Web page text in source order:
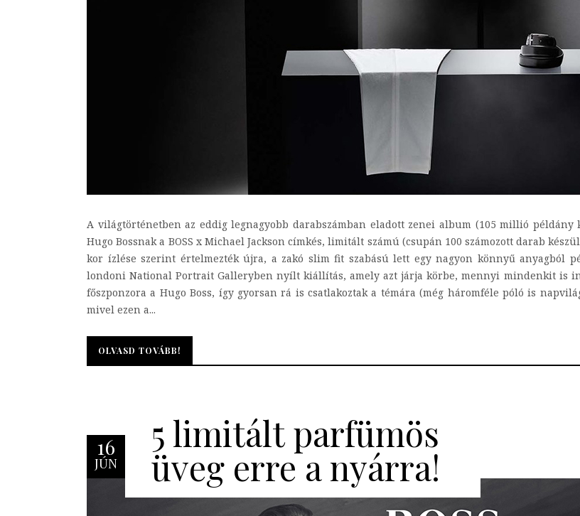
A világtörténetben az eddig legnagyobb darabszámban eladott zenei album (105 millió
Hugo Bossnak a BOSS x Michael Jackson címkés, limitált számú (csupán 100 számozott darab
kor ízlése szerint értelmezték újra, a zakó slim fit szabású lett egy nagyon könnyű anyagból
londoni National Portrait Galleryben nyílt kiállítás, amely azt járja körbe, mennyi mindenkit is
főszponzora a Hugo Boss, így gyorsan rá is csatlakoztak a témára (még háromféle póló is
mivel ezen a...
OLVASD TOVÁBB!
OLVASD TOVÁBB!
16
JÚN
5 limitált parfümös
üveg erre a nyárra!